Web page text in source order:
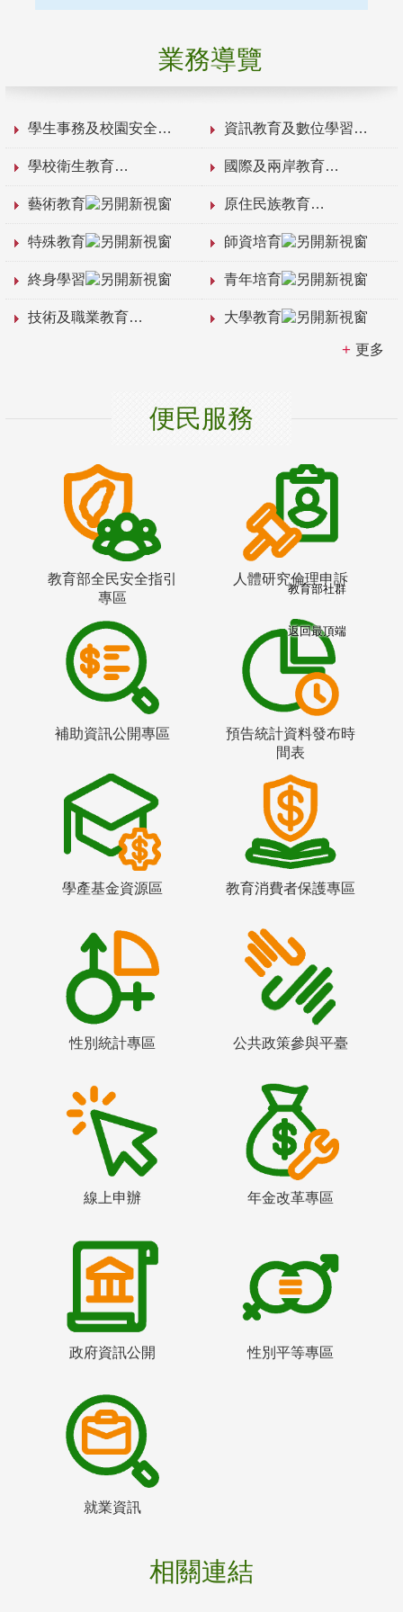
業務導覽
學生事務及校園安全 資訊教育及數位學習
學校衛生教育 國際及兩岸教育
藝術教育 原住民族教育
特殊教育 師資培育
終身學習 青年培育
技術及職業教育 大學教育
更多
便民服務
教育部全民安全指引
專區
人體研究倫理申訴
補助資訊公開專區
預告統計資料發布時
間表
學產基金資源區 教育消費者保護專區
性別統計專區 公共政策參與平臺
線上申辦 年金改革專區
政府資訊公開 性別平等專區
就業資訊
相關連結
教育部社群
返回最頂端